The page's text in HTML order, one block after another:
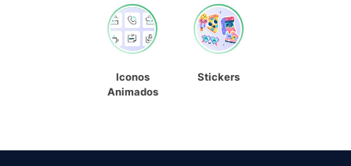
Iconos
Animados
Stickers